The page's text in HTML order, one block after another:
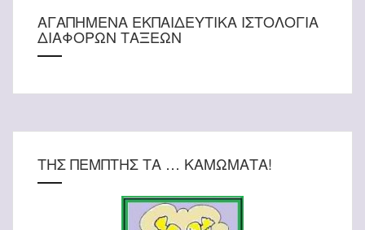
ΑΓΑΠΗΜΕΝΑ ΕΚΠΑΙΔΕΥΤΙΚΑ ΙΣΤΟΛΟΓΙΑ
ΔΙΑΦΟΡΩΝ ΤΑΞΕΩΝ
ΤΗΣ ΠΕΜΠΤΗΣ ΤΑ … ΚΑΜΩΜΑΤΑ!